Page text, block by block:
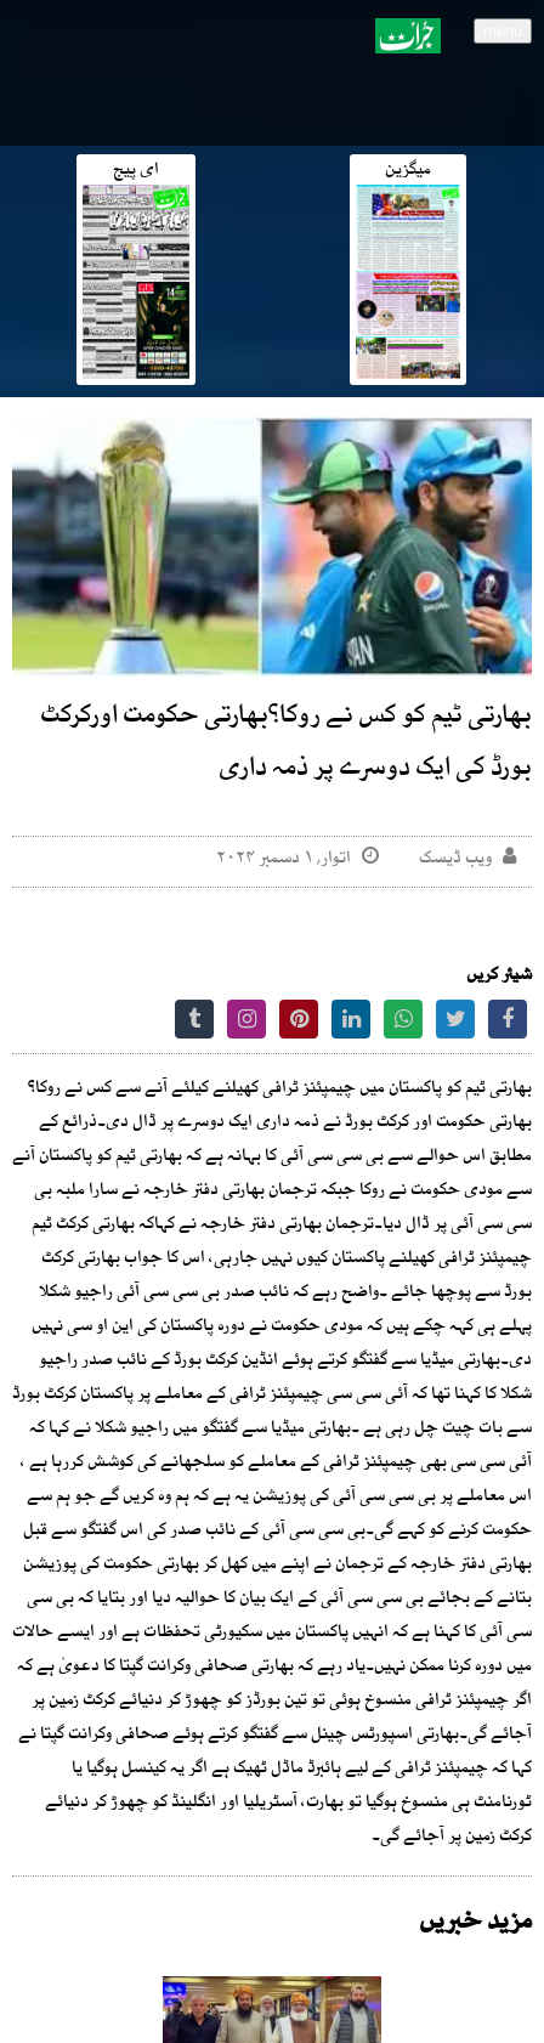
میگزین ای پیج
بھارتی ٹیم کو کس نے روکا؟بھارتی حکومت اورکرکٹ
بورڈ کی ایک دوسرے پر ذمہ داری
ویب ڈیسک اتوار, ۱ دسمبر ۲۰۲۴
شیئر کریں
بھارتی ٹیم کو پاکستان میں چیمپئنز ٹرافی کھیلنے کیلئے آنے سے کس نے روکا؟
بھارتی حکومت اور کرکٹ بورڈ نے ذمہ داری ایک دوسرے پر ڈال دی۔ذرائع کے
مطابق اس حوالے سے بی سی سی آئی کا بہانہ ہے کہ بھارتی ٹیم کو پاکستان آنے
سے مودی حکومت نے روکا جبکہ ترجمان بھارتی دفتر خارجہ نے سارا ملبہ بی
سی سی آئی پر ڈال دیا۔ترجمان بھارتی دفتر خارجہ نے کہاکہ بھارتی کرکٹ ٹیم
چیمپئنز ٹرافی کھیلنے پاکستان کیوں نہیں جارہی، اس کا جواب بھارتی کرکٹ
بورڈ سے پوچھا جائے ۔واضح رہے کہ نائب صدر بی سی سی آئی راجیو شکلا
پہلے ہی کہہ چکے ہیں کہ مودی حکومت نے دورہ پاکستان کی این او سی نہیں
دی۔بھارتی میڈیا سے گفتگو کرتے ہوئے انڈین کرکٹ بورڈ کے نائب صدر راجیو
شکلا کا کہنا تھا کہ آئی سی سی چیمپئنز ٹرافی کے معاملے پر پاکستان کرکٹ بورڈ
سے بات چیت چل رہی ہے ۔بھارتی میڈیا سے گفتگو میں راجیو شکلا نے کہا کہ
آئی سی سی بھی چیمپئنز ٹرافی کے معاملے کو سلجھانے کی کوشش کررہا ہے ،
اس معاملے پر بی سی سی آئی کی پوزیشن یہ ہے کہ ہم وہ کریں گے جو ہم سے
حکومت کرنے کو کہے گی۔بی سی سی آئی کے نائب صدر کی اس گفتگو سے قبل
بھارتی دفتر خارجہ کے ترجمان نے اپنے میں کھل کر بھارتی حکومت کی پوزیشن
بتانے کے بجائے بی سی سی آئی کے ایک بیان کا حوالیہ دیا اور بتایا کہ بی سی
سی آئی کا کہنا ہے کہ انہیں پاکستان میں سکیورٹی تحفظات ہے اور ایسے حالات
میں دورہ کرنا ممکن نہیں۔یاد رہے کہ بھارتی صحافی وکرانت گپتا کا دعویٰ ہے کہ
اگر چیمپئنز ٹرافی منسوخ ہوئی تو تین بورڈز کو چھوڑ کر دنیائے کرکٹ زمین پر
آجائے گی۔بھارتی اسپورٹس چینل سے گفتگو کرتے ہوئے صحافی وکرانت گپتا نے
کہا کہ چیمپئنز ٹرافی کے لیے ہائبرڈ ماڈل ٹھیک ہے اگر یہ کینسل ہوگیا یا
ٹورنامنٹ ہی منسوخ ہوگیا تو بھارت، آسٹریلیا اور انگلینڈ کو چھوڑ کر دنیائے
کرکٹ زمین پر آجائے گی۔
مزید خبریں